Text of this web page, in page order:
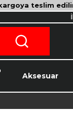
kargoya teslim
Aksesuar